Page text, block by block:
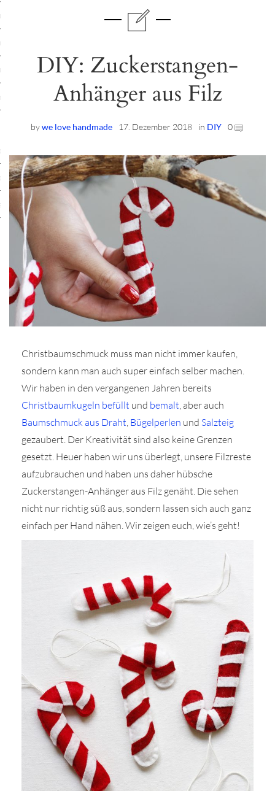
Workshops
Location
Workshops
DIY: Zuckerstangen-
Anhänger aus Filz
bywe love handmade 17. Dezember 2018 in DIY 0
Christbaumschmuck muss man nicht immer kaufen,
sondern kann man auch super einfach selber machen.
Wir haben in den vergangenen Jahren bereits
Christbaumkugeln befüllt und bemalt , aber auch
Baumschmuck aus Draht Bügelperlen und Salzteig
gezaubert. Der Kreativität sind also keine Grenzen
gesetzt. Heuer haben wir uns überlegt, unsere Filzreste
aufzubrauchen und haben uns daher hübsche
Zuckerstangen-Anhänger aus Filz genäht. Die sehen
nicht nur richtig süß aus, sondern lassen sich auch ganz
einfach per Hand nähen. Wir zeigen euch, wie’s geht!